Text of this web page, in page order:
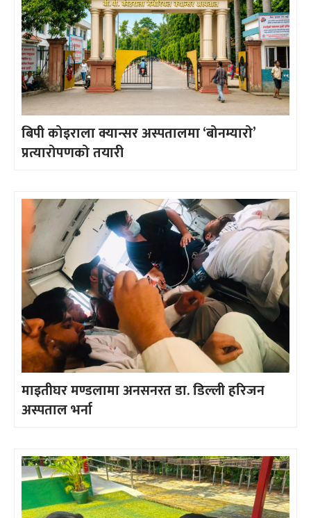
बिपी कोइराला क्यान्सर अस्पतालमा ‘बोनम्यारो’
प्रत्यारोपणको तयारी
माइतीघर मण्डलामा अनसनरत डा. डिल्ली हरिजन
अस्पताल भर्ना